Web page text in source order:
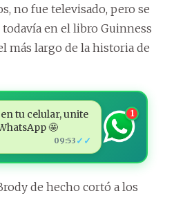
no fue televisado, pero se
en el libro Guinness
más largo de la historia de
tu celular, unite
🤩
09:53 ✓✓
1
de hecho cortó a los